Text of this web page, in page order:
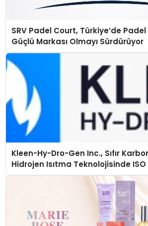
SRV Padel Court, Türkiye’de Padel
Güçlü Markası Olmayı Sürdürüyor
Kleen-Hy-Dro-Gen Inc., Sıfır
Hidrojen Isıtma Teknolojisinde ISO
Düzenleyici Onaylarını Aldı